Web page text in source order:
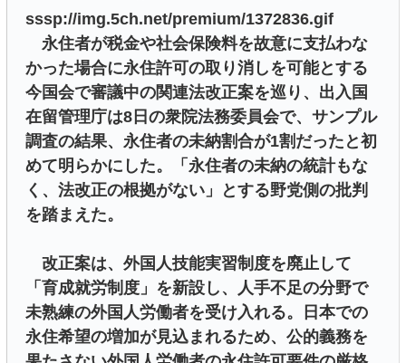
sssp://img.5ch.net/premium/1372836.gif
永住者が税金や社会保険料を故意に支払わな
かった場合に永住許可の取り消しを可能とする
今国会で審議中の関連法改正案を巡り、出入国
在留管理庁は8日の衆院法務委員会で、サンプル
調査の結果、永住者の未納割合が1割だったと初
めて明らかにした。「永住者の未納の統計もな
く、法改正の根拠がない」とする野党側の批判
を踏まえた。
改正案は、外国人技能実習制度を廃止して
「育成就労制度」を新設し、人手不足の分野で
未熟練の外国人労働者を受け入れる。日本での
永住希望の増加が見込まれるため、公的義務を